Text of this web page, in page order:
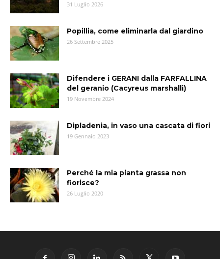
31 Luglio 2026
Popillia, come eliminarla dal giardino
26 Settembre 2025
Difendere i GERANI dalla FARFALLINA
del geranio (Cacyreus marshalli)
19 Novembre 2024
Dipladenia, in vaso una cascata di fiori
19 Gennaio 2023
Perché la mia pianta grassa non
fiorisce?
26 Luglio 2020